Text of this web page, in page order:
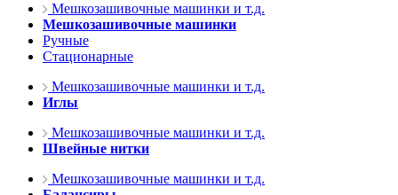
Мешкозашивочные машинки и т.д.
Мешкозашивочные машинки
Ручные
Стационарные
Мешкозашивочные машинки и т.д.
Иглы
Мешкозашивочные машинки и т.д.
Швейные нитки
Мешкозашивочные машинки и т.д.